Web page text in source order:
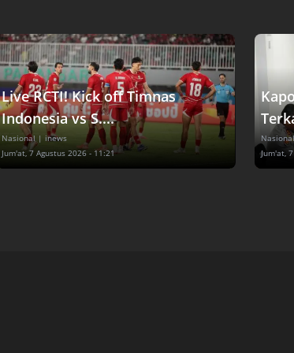
Live RCTI! Kick off Timnas
Indonesia vs S....
Nasional | inews
Jum'at, 7 Agustus 2026 - 11:21
Jum'at,